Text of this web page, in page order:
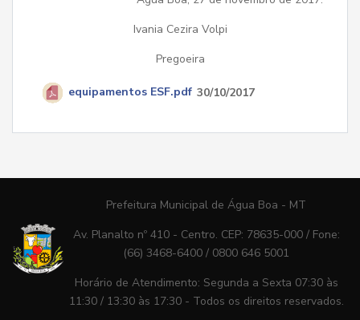
Ivania Cezira Volpi
Pregoeira
equipamentos ESF.pdf 30/10/2017
Prefeitura Municipal de Água Boa - MT
Av. Planalto nº 410 - Centro. CEP: 78635-000 / Fone:
(66) 3468-6400 / 0800 646 5001
Horário de Atendimento: Segunda a Sexta 07:30 às
11:30 / 13:30 às 17:30 - Todos os direitos reservados.